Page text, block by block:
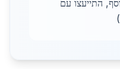
התייעצו עם